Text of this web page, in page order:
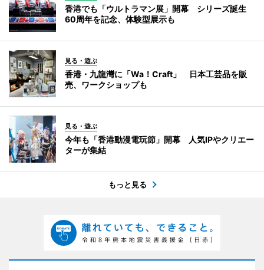
香港でも「ウルトラマン展」開幕 シリーズ誕生
60周年を記念、体験型展示も
見る・遊ぶ
香港・九龍灣に「Wa！Craft」 日本工芸品を販
売、ワークショップも
見る・遊ぶ
今年も「香港動漫電玩節」開幕 人気IPやクリエー
ターが集結
もっと見る